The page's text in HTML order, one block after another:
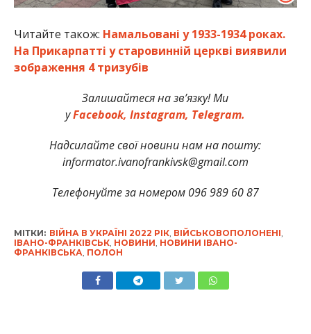
Читайте також: Намальовані у 1933-1934 роках.
На Прикарпатті у старовинній церкві виявили
зображення 4 тризубів
Залишайтеся на зв’язку! Ми
уFacebook, Instagram, Telegram.
Надсилайте свої новини нам на пошту:
informator.ivanofrankivsk@gmail.com
Телефонуйте за номером 096 989 60 87
МІТКИ: ВІЙНА В УКРАЇНІ 2022 РІК, ВІЙСЬКОВОПОЛОНЕНІ,
ІВАНО-ФРАНКІВСЬК, НОВИНИ, НОВИНИ ІВАНО-
ФРАНКІВСЬКА, ПОЛОН